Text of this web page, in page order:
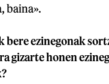
baina».
bere ezinegonak
gizarte honen